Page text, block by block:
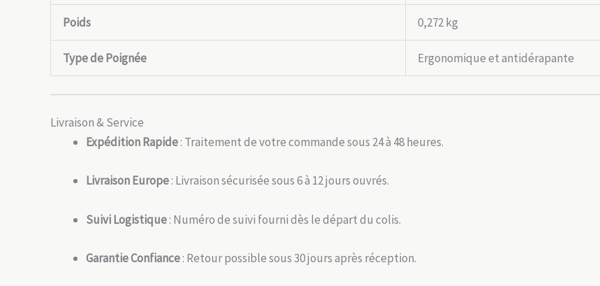
Poids 0,272 kg
Type de Poignée Ergonomique et antidérapante
Livraison & Service
Expédition Rapide: Traitement de votre commande sous 24 à 48 heures.
Livraison Europe: Livraison sécurisée sous 6 à 12 jours ouvrés.
Suivi Logistique: Numéro de suivi fourni dès le départ du colis.
Garantie Confiance: Retour possible sous 30 jours après réception.